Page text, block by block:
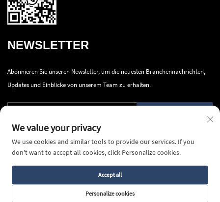
NEWSLETTER
Abonnieren Sie unseren Newsletter, um die neuesten Branchennachrichten,
Updates und Einblicke von unserem Team zu erhalten.
Copyright © 2025 Ningbo Innova Industry Co., Ltd.Alle Rechte vorbehalten -
Datenschutzrichtlinie
We value your privacy
We use cookies and similar tools to provide our services. If you
don't want to accept all cookies, click Personalize cookies.
Personalize cookies
Accept all